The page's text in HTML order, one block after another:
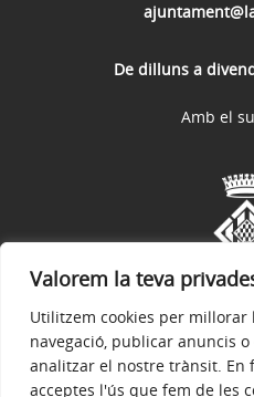
Valorem la teva
Utilitzem cookies per millorar
navegació, publicar anuncis
analitzar el nostre trànsit. En
acceptes l'ús que fem de les
De dilluns a
Amb el